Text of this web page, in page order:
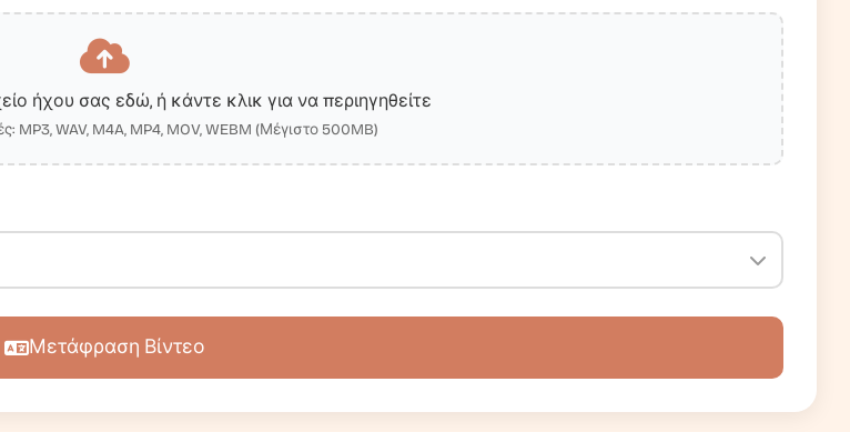
ήχου σας εδώ, ή κάντε κλικ για να περιηγηθείτε
MP3, WAV, M4A, MP4, MOV, WEBM (Μέγιστο 500MB)
Μετάφραση Βίντεο